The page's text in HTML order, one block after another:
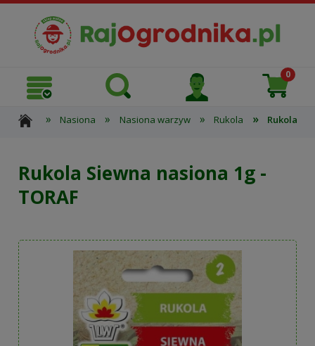
» Nasiona » Nasiona warzyw » Rukola » Rukola
Rukola Siewna nasiona 1g -
TORAF